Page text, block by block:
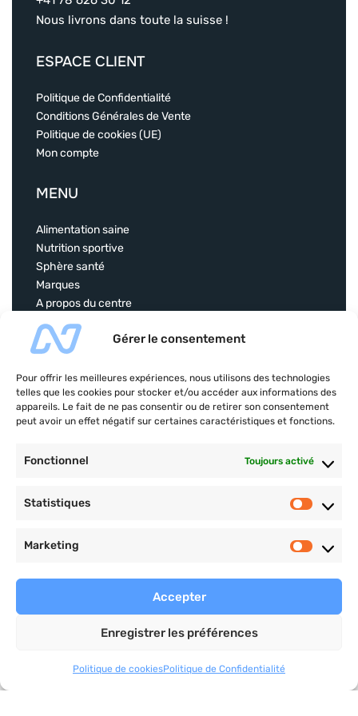
Gérer le consentement
Pour offrir les meilleures expériences, nous utilisons des technologies
telles que les cookies pour stocker et/ou accéder aux informations des
appareils. Le fait de ne pas consentir ou de retirer son consentement
peut avoir un effet négatif sur certaines caractéristiques et fonctions.
Fonctionnel Toujours activé
Statistiques
Marketing
Accepter
Enregistrer les préférences
Politique de cookiesPolitique de Confidentialité
Nous livrons dans toute la suisse !
ESPACE CLIENT
Politique de Confidentialité
Conditions Générales de Vente
Politique de cookies (UE)
Mon compte
MENU
Alimentation saine
Nutrition sportive
Sphère santé
Marques
A propos du centre
Contact
Plan nutrition et d’entrainement, objectifs
personnalisés, suivi pro et cours privés.
christophervial-coaching.com